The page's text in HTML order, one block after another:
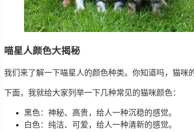
喵星人颜色大揭秘
我们来了解一下喵星人的颜色种类。你知道吗，猫咪
下面，我就给大家列举一下几种常见的猫咪颜色：
黑色：神秘、高贵，给人一种沉稳的感觉。
白色：纯洁、可爱，给人一种清新的感觉。